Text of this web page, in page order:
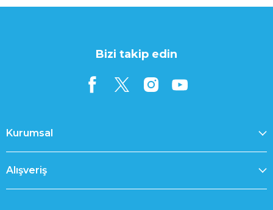
Bizi takip edin
Kurumsal
Alışveriş